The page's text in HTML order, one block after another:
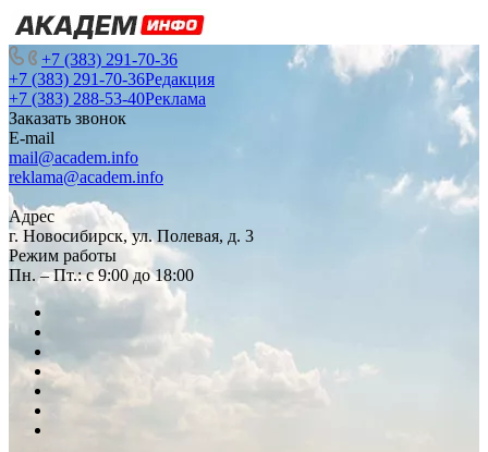
+7 (383) 291-70-36
+7 (383) 291-70-36Редакция
+7 (383) 288-53-40Реклама
Заказать звонок
E-mail
mail@academ.info
reklama@academ.info
Адрес
г. Новосибирск, ул. Полевая, д. 3
Режим работы
Пн. – Пт.: с 9:00 до 18:00